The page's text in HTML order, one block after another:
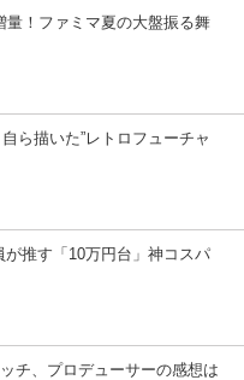
量！ファミマ夏の大盤振る舞
ら描いた”レトロフューチャ
が推す「10万円台」神コスパ
チ、プロデューサーの感想は